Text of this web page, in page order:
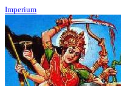
Imperium